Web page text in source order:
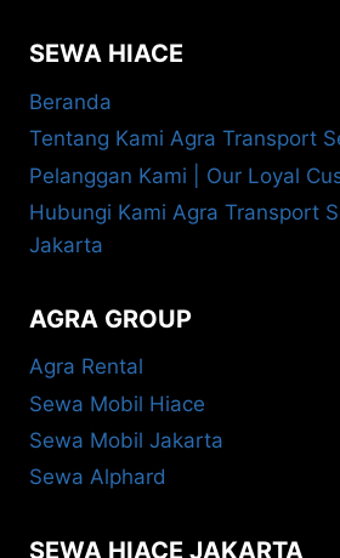
SEWA HIACE
Beranda
Tentang Kami Agra Transport
Pelanggan Kami | Our Loyal
Hubungi Kami Agra Transport
Jakarta
AGRA GROUP
Agra Rental
Sewa Mobil Hiace
Sewa Mobil Jakarta
Sewa Alphard
SEWA HIACE JAKARTA